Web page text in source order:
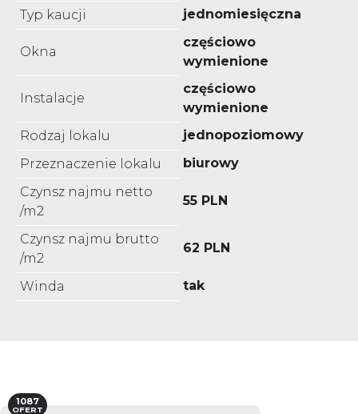
Typ kaucji
jednomiesięczna
Okna
częściowo
wymienione
Instalacje
częściowo
wymienione
Rodzaj lokalu
jednopoziomowy
Przeznaczenie lokalu
biurowy
Czynsz najmu netto
/m2
55 PLN
Czynsz najmu brutto
/m2
62 PLN
Winda tak
1087
OFERT